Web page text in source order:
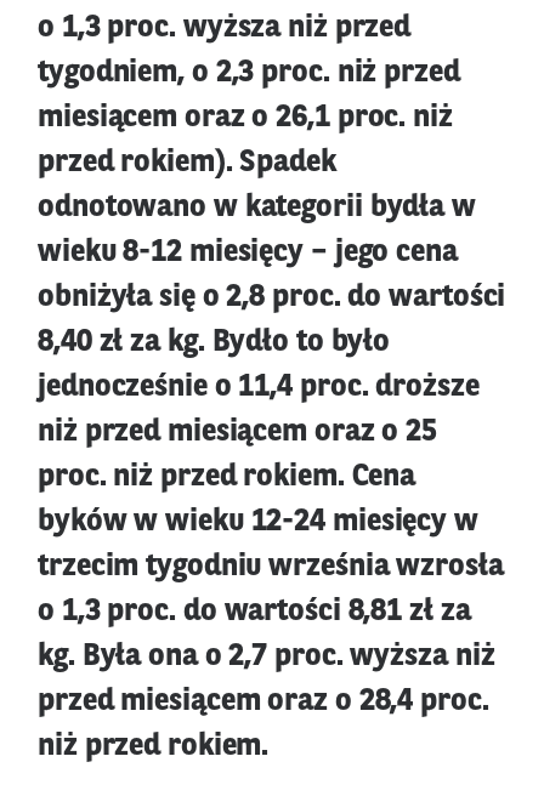
o 1,3 proc. wyższa niż przed
tygodniem, o 2,3 proc. niż przed
miesiącem oraz o 26,1 proc. niż
przed rokiem). Spadek
odnotowano w kategorii bydła w
wieku 8-12 miesięcy – jego cena
obniżyła się o 2,8 proc. do wartości
8,40 zł za kg. Bydło to było
jednocześnie o 11,4 proc. droższe
niż przed miesiącem oraz o 25
proc. niż przed rokiem. Cena
byków w wieku 12-24 miesięcy w
trzecim tygodniu września wzrosła
o 1,3 proc. do wartości 8,81 zł za
kg. Była ona o 2,7 proc. wyższa niż
przed miesiącem oraz o 28,4 proc.
niż przed rokiem.